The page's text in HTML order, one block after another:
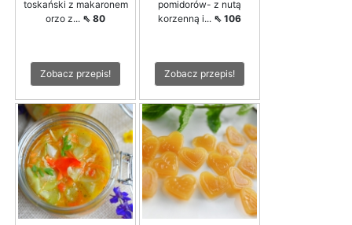
toskański z makaronem
orzo z... ⇖ 80
Zobacz przepis!
pomidorów- z nutą
korzenną i... ⇖ 106
Zobacz przepis!